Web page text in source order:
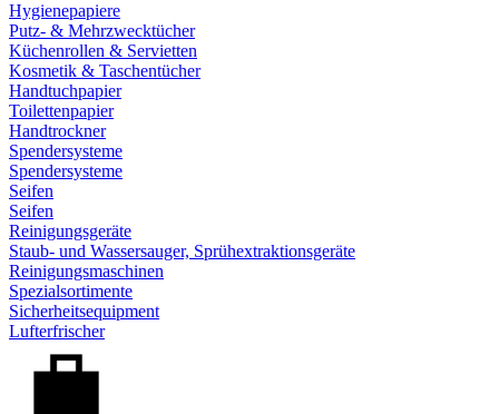
Hygienepapiere
Putz- & Mehrzwecktücher
Küchenrollen & Servietten
Kosmetik & Taschentücher
Handtuchpapier
Toilettenpapier
Handtrockner
Spendersysteme
Spendersysteme
Seifen
Seifen
Reinigungsgeräte
Staub- und Wassersauger, Sprühextraktionsgeräte
Reinigungsmaschinen
Spezialsortimente
Sicherheitsequipment
Lufterfrischer